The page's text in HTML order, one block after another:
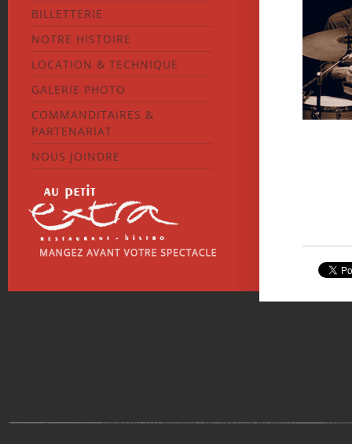
BILLETTERIE
NOTRE HISTOIRE
LOCATION & TECHNIQUE
GALERIE PHOTO
COMMANDITAIRES &
PARTENARIAT
NOUS JOINDRE